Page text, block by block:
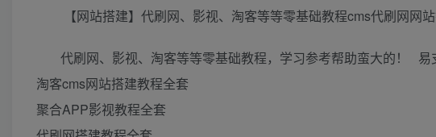
【网站搭建】代刷网、影视、淘客等等零基础教程cms代刷网网
代刷网、影视、淘客等等零基础教程，学习参考帮助蛮大的！ 易
淘客cms网站搭建教程全套
聚合APP影视教程全套